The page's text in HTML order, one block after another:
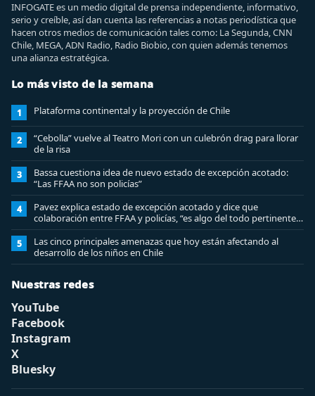
INFOGATE es un medio digital de prensa independiente, informativo,
serio y creíble, así dan cuenta las referencias a notas periodística que
hacen otros medios de comunicación tales como: La Segunda, CNN
Chile, MEGA, ADN Radio, Radio Biobio, con quien además tenemos
una alianza estratégica.
Lo más visto de la semana
1 Plataforma continental y la proyección de Chile
2
“Cebolla” vuelve al Teatro Mori con un culebrón drag para llorar
de la risa
3
Bassa cuestiona idea de nuevo estado de excepción acotado:
“Las FFAA no son policías”
4
Pavez explica estado de excepción acotado y dice que
colaboración entre FFAA y policías, “es algo del todo pertinente
analizar”
5
Las cinco principales amenazas que hoy están afectando al
desarrollo de los niños en Chile
Nuestras redes
YouTube
Facebook
Instagram
X
Bluesky